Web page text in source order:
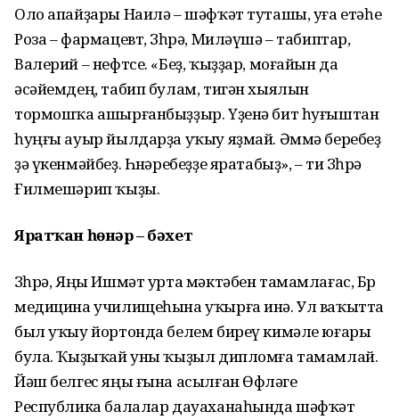
Оло апайҙары Наилә – шәфҡәт туташы, уға етәһе
Роза – фармацевт, Зөһрә, Миләүшә – табиптар,
Валерий – нефтсе. «Беҙ, ҡыҙҙар, моғайын да
әсәйемдең, табип булам, тигән хыялын
тормошҡа ашырғанбыҙҙыр. Үҙенә бит һуғыштан
һуңғы ауыр йылдарҙа уҡыу яҙмай. Әммә беребеҙ
ҙә үкенмәйбеҙ. Һөнәребеҙҙе яратабыҙ», – ти Зөһрә
Ғилмешәрип ҡыҙы.
Яратҡан һөнәр – бәхет
Зөһрә, Яңы Ишмәт урта мәктәбен тамамлағас, Бөрө
медицина училищеһына уҡырға инә. Ул ваҡытта
был уҡыу йортонда белем биреү кимәле юғары
була. Ҡыҙыҡай уны ҡыҙыл дипломға тамамлай.
Йәш белгес яңы ғына асылған Өфөләге
Республика балалар дауаханаһында шәфҡәт